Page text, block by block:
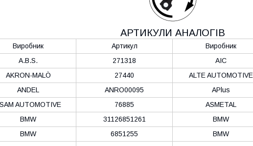
АРТИКУЛИ АНАЛОГІВ
Виробник Артикул Виробник
A.B.S.
271318 AIC
AKRON-MALÒ
27440 ALTE AUTOMOTIVE
ANDEL
ANRO00095 APlus
AUTOMOTIVE
76885 ASMETAL
BMW
31126851261 BMW
BMW
6851255 BMW